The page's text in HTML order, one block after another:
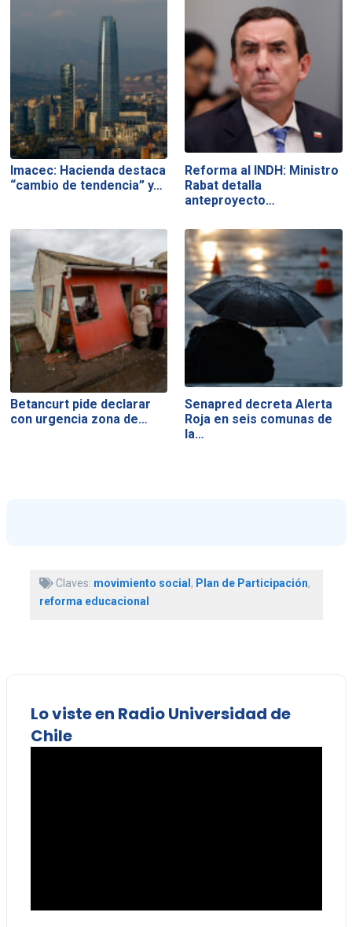
Imacec: Hacienda destaca
“cambio de tendencia” y…
Reforma al INDH: Ministro
Rabat detalla
anteproyecto…
Betancurt pide declarar
con urgencia zona de…
Senapred decreta Alerta
Roja en seis comunas de
la…
Claves: movimiento social, Plan de Participación,
reforma educacional
Lo viste en Radio Universidad de
Chile